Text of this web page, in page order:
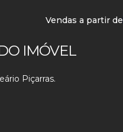
Vendas a partir de
IMÓVEL
Piçarras.